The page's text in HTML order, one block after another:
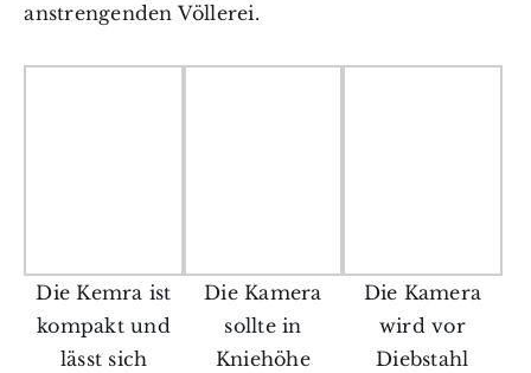
anstrengenden Völlerei.
Die Kemra ist
kompakt und
lässt sich
Die Kamera
sollte in
Kniehöhe
Die Kamera
wird vor
Diebstahl